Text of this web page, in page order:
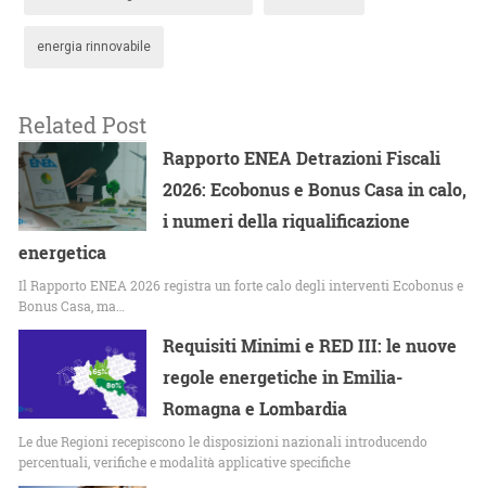
energia rinnovabile
Related Post
Rapporto ENEA Detrazioni Fiscali
2026: Ecobonus e Bonus Casa in calo,
i numeri della riqualificazione
energetica
Il Rapporto ENEA 2026 registra un forte calo degli interventi Ecobonus e
Bonus Casa, ma…
Requisiti Minimi e RED III: le nuove
regole energetiche in Emilia-
Romagna e Lombardia
Le due Regioni recepiscono le disposizioni nazionali introducendo
percentuali, verifiche e modalità applicative specifiche